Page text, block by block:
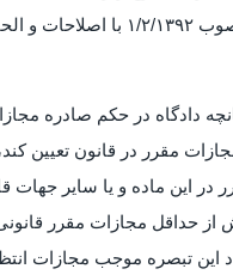
اسلامی مصوب ۱/۲/۱۳۹۲ با
دادگاه در حکم صادره
مقرر در قانون تعیین کند،
در این ماده و یا سایر جهات
از حداقل مجازات مقرر
این تبصره موجب مجازات